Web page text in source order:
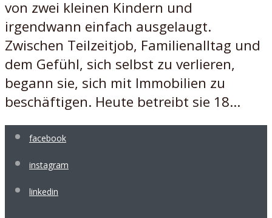
von zwei kleinen Kindern und
irgendwann einfach ausgelaugt.
Zwischen Teilzeitjob, Familienalltag und
dem Gefühl, sich selbst zu verlieren,
begann sie, sich mit Immobilien zu
beschäftigen. Heute betreibt sie 18...
facebook
instagram
linkedin